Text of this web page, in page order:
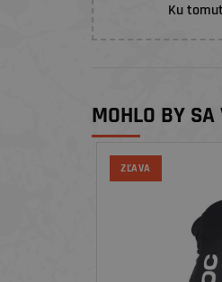
Ku
MOHLO BY
ZĽAVA